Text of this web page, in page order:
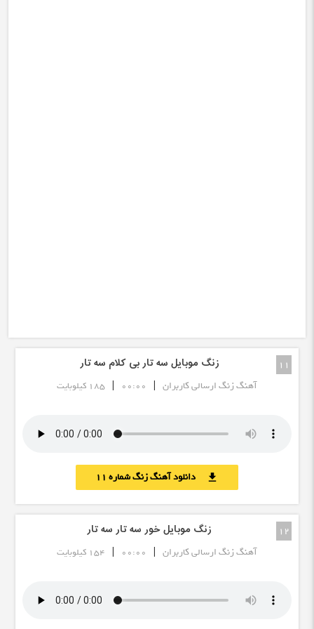
11 زنگ موبایل سه تار بی کلام سه تار
آهنگ زنگ ارسالی کاربران |
00:00
| 185 کیلوبایت
download دانلود آهنگ زنگ شماره 11
12 زنگ موبایل خور سه تار سه تار
آهنگ زنگ ارسالی کاربران |
00:00
| 154 کیلوبایت